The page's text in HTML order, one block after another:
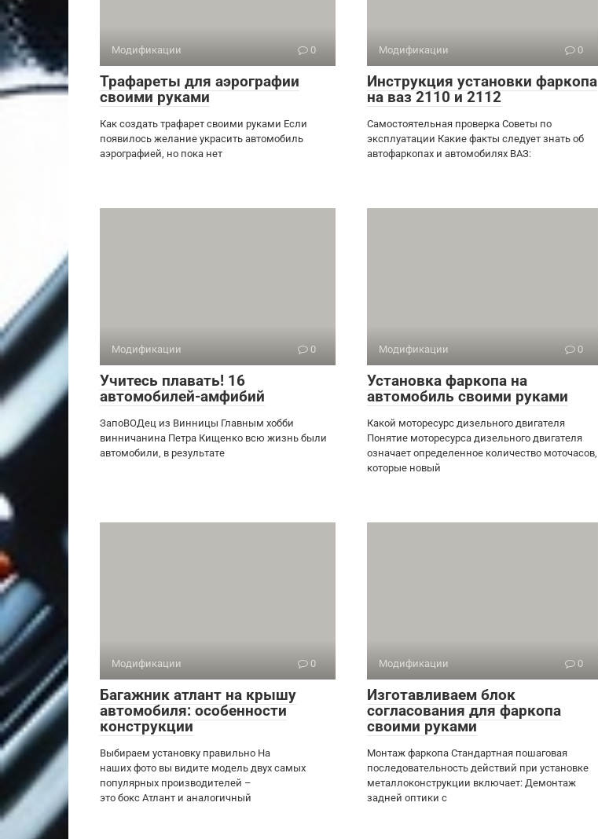
Модификации 0
Трафареты для аэрографии
своими руками
Как создать трафарет своими руками Если
появилось желание украсить автомобиль
аэрографией, но пока нет
Модификации 0
Инструкция установки фаркопа
на ваз 2110 и 2112
Самостоятельная проверка Советы по
эксплуатации Какие факты следует знать об
автофаркопах и автомобилях ВАЗ:
Модификации 0
Учитесь плавать! 16
автомобилей-амфибий
ЗапоВОДец из Винницы Главным хобби
винничанина Петра Кищенко всю жизнь были
автомобили, в результате
Модификации 0
Установка фаркопа на
автомобиль своими руками
Какой моторесурс дизельного двигателя
Понятие моторесурса дизельного двигателя
означает определенное количество моточасов,
которые новый
Модификации 0
Багажник атлант на крышу
автомобиля: особенности
конструкции
Выбираем установку правильно На
наших фото вы видите модель двух самых
популярных производителей –
это бокс Атлант и аналогичный
Модификации 0
Изготавливаем блок
согласования для фаркопа
своими руками
Монтаж фаркопа Стандартная пошаговая
последовательность действий при установке
металлоконструкции включает: Демонтаж
задней оптики с